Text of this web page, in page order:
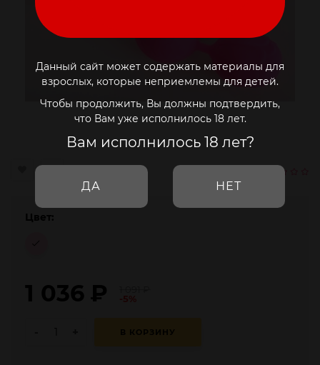
Данный сайт может содержать материалы для
взрослых, которые неприемлемы для детей.
Чтобы продолжить, Вы должны подтвердить,
что Вам уже исполнилось 18 лет.
Вам исполнилось 18 лет?
ДА НЕТ
Цвет:
1 036 ₽
В КОРЗИНУ